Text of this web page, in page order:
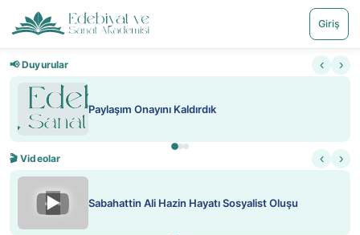
Giriş
📢 Duyurular ‹ ›
Paylaşım Onayını Kaldırdık
🎬 Videolar ‹ ›
▶ Sabahattin Ali Hazin Hayatı Sosyalist Oluşu